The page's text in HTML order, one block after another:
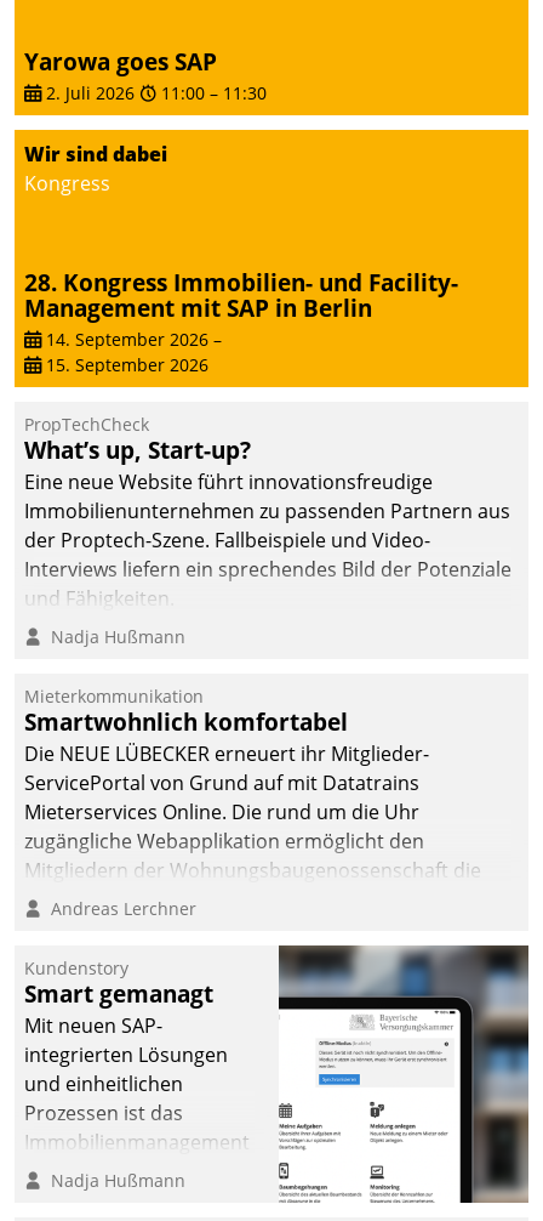
Yarowa goes SAP
2. Juli 2026 11:00 – 11:30
Wir sind dabei
Kongress
28. Kongress Immobilien- und Facility-
Management mit SAP in Berlin
14. September 2026 –
15. September 2026
PropTechCheck
What’s up, Start-up?
Eine neue Website führt innovationsfreudige
Immobilienunternehmen zu passenden Partnern aus
der Proptech-Szene. Fallbeispiele und Video-
Interviews liefern ein sprechendes Bild der Potenziale
und Fähigkeiten.
Nadja Hußmann
Mieterkommunikation
Smartwohnlich komfortabel
Die NEUE LÜBECKER erneuert ihr Mitglieder-
ServicePortal von Grund auf mit Datatrains
Mieterservices Online. Die rund um die Uhr
zugängliche Webapplikation ermöglicht den
Mitgliedern der Wohnungs­bau­genossenschaft die
Kontaktaufnahme per Smartphone, Tablet oder PC.
Andreas Lerchner
Kundenstory
Smart gemanagt
Mit neuen SAP-
integrierten Lösungen
und einheitlichen
Prozessen ist das
Immobilienmanagement
der Bayerischen
Nadja Hußmann